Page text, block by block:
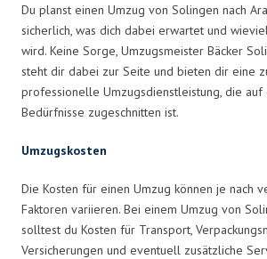
Du planst einen Umzug von Solingen nach
sicherlich, was dich dabei erwartet und
wird. Keine Sorge, Umzugsmeister Bäcker
steht dir dabei zur Seite und bieten dir eine
professionelle Umzugsdienstleistung, die
Bedürfnisse zugeschnitten ist.
Umzugskosten
Die Kosten für einen Umzug können je nach
Faktoren variieren. Bei einem Umzug von
solltest du Kosten für Transport,
Versicherungen und eventuell zusätzliche